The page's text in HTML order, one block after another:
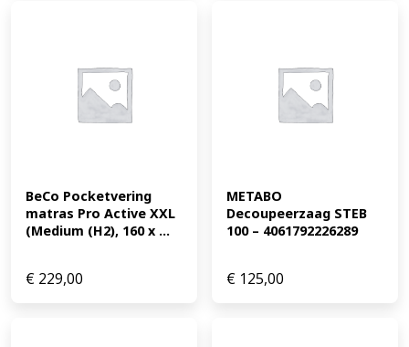
BeCo Pocketvering
matras Pro Active XXL
(Medium (H2), 160 x ...
€ 229,00
METABO
Decoupeerzaag STEB
100 – 4061792226289
€ 125,00